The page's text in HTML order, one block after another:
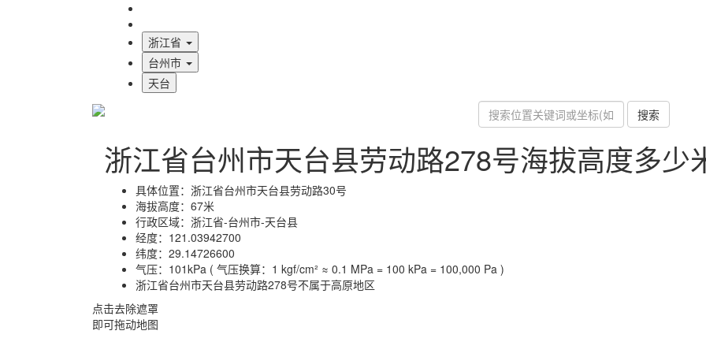
浙江省
台州市
天台
搜索
浙江省台州市天台县劳动路278号海拔高度多少
具体位置： 浙江省台州市天台县劳动路30号
海拔高度： 67米
行政区域： 浙江省-台州市-天台县
经度： 121.03942700
纬度： 29.14726600
气压： 101kPa ( 气压换算：1 kgf/cm² ≈ 0.1 MPa = 100 kPa = 100,000 Pa )
浙江省台州市天台县劳动路278号不属于高原地区
点击去除遮罩
即可拖动地图